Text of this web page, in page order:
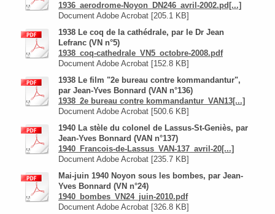
1936_aerodrome-Noyon_DN246_avril-2002.pd[...]
Document Adobe Acrobat [205.1 KB]
1938 Le coq de la cathédrale, par le Dr Jean
Lefranc (VN n°5)
1938_coq-cathedrale_VN5_octobre-2008.pdf
Document Adobe Acrobat [152.8 KB]
1938 Le film "2e bureau contre kommandantur",
par Jean-Yves Bonnard (VAN n°136)
1938_2e bureau contre kommandantur_VAN13[...]
Document Adobe Acrobat [500.6 KB]
1940 La stèle du colonel de Lassus-St-Geniès, par
Jean-Yves Bonnard (VAN n°137)
1940_Francois-de-Lassus_VAN-137_avril-20[...]
Document Adobe Acrobat [235.7 KB]
Mai-juin 1940 Noyon sous les bombes, par Jean-
Yves Bonnard (VN n°24)
1940_bombes_VN24_juin-2010.pdf
Document Adobe Acrobat [326.8 KB]